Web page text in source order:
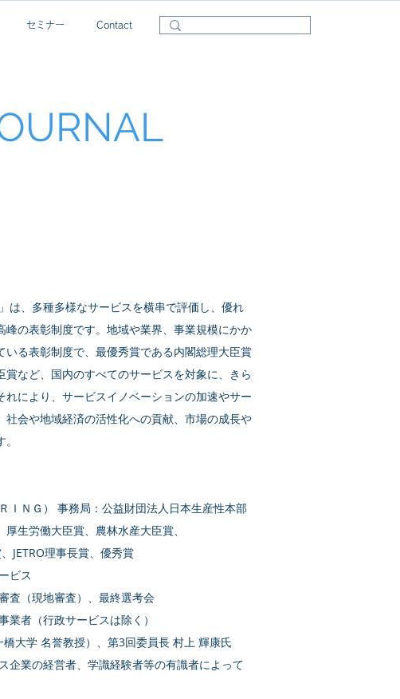
セミナー Contact
、多種多様なサービスを横串で評価し、優れ
の表彰制度です。地域や業界、事業規模にかか
る表彰制度で、最優秀賞である内閣総理大臣賞
など、国内のすべてのサービスを対象に、きら
により、サービスイノベーションの加速やサー
会や地域経済の活性化への貢献、市場の成長や
ＩＮＧ） 事務局：公益財団法人日本生産性本部
生労働大臣賞、農林水産大臣賞、
理事長賞、優秀賞
ビス
査（現地審査）、最終選考会
者（行政サービスは除く）
大学 名誉教授）、第3回委員長 村上 輝康氏
企業の経営者、学識経験者等の有識者によって